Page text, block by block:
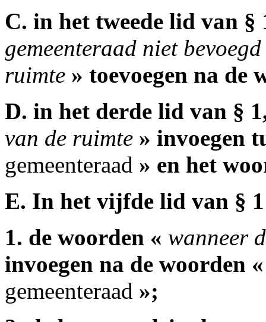
C. in het tweede lid van
gemeenteraad niet
ruimte » toevoegen na de
D. in het derde lid van §
van de ruimte » invoegen
gemeenteraad » en het
E. In het vijfde lid van §
1. de woorden « wanneer
invoegen na de woorden
gemeenteraad »;